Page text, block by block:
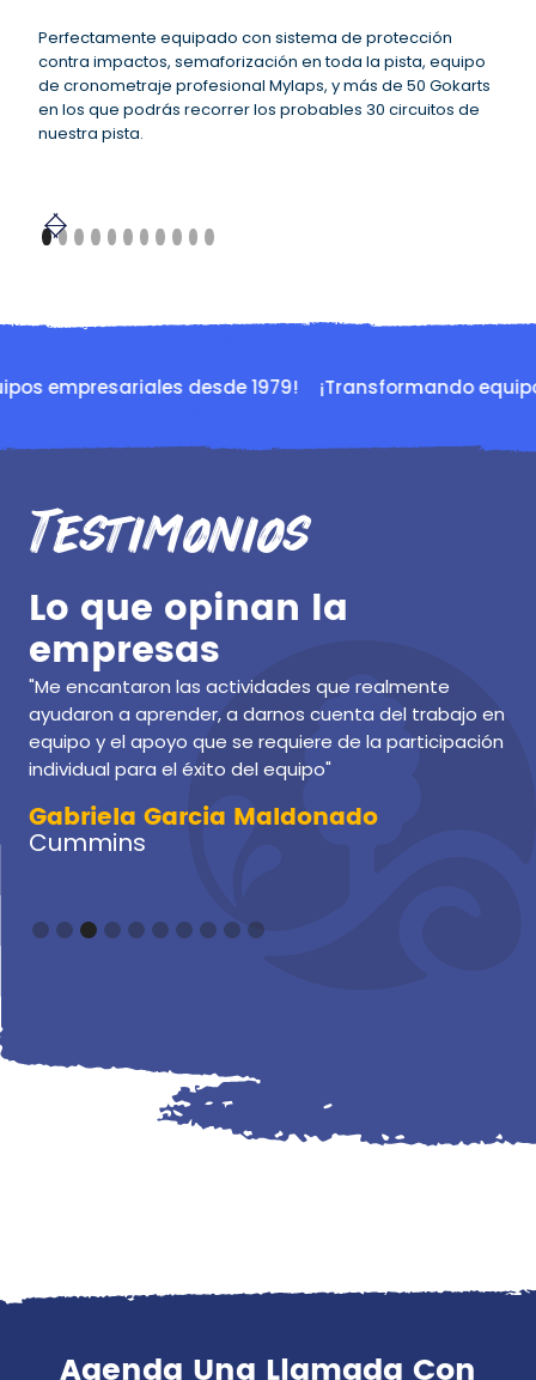
Perfectamente equipado con sistema de protección
contra impactos, semaforización en toda la pista, equipo
de cronometraje profesional Mylaps, y más de 50 Gokarts
en los que podrás recorrer los probables 30 circuitos de
nuestra pista.
empresariales desde 1979! ¡Transformando
Testimonios
Lo que opinan la
empresas
"Me encantaron las actividades que realmente
ayudaron a aprender, a darnos cuenta del trabajo en
equipo y el apoyo que se requiere de la participación
individual para el éxito del equipo"
Gabriela Garcia Maldonado
Cummins
Marcela Diaz
Slide 4 of 10.